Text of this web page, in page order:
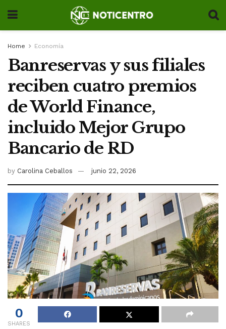
Home Economía
Banreservas y sus filiales
reciben cuatro premios
de World Finance,
incluido Mejor Grupo
Bancario de RD
by Carolina Ceballos junio 22, 2026
0
SHARES